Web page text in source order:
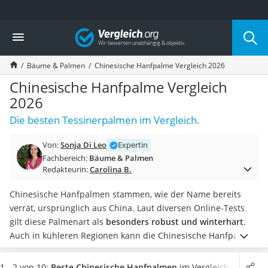
Die beliebtesten Vergleiche nach Kategorie
Baumarkt
Tresor feuerfest
Makita-Akku-Rasenmäher
Kappsäge
Smartes Türschloss
Akku-Rasentrimmer
Feuchtigkeitsmessgerät
Split-Klimaanlage 2 Innengeräte
Pelletofen
Bohrmaschine
Fliesenschneider
Hochdruckreiniger
Doppelschleifer
Überwachungskamera
Benzinrasenmäher mit Elektrostart
Vergleich
Bäume & Palmen Chinesische Hanfpalme Vergleich 2026
Chinesische Hanfpalme Vergleich
2026
Die besten Tessinerpalmen im Vergleich.
Von:Sonja Di Leo
Expertin
Fachbereich: Bäume & Palmen
Redakteurin:Carolina B.
Chinesische Hanfpalmen stammen, wie der Name bereits
verrät, ursprünglich aus China. Laut diversen Online-Tests
gilt diese Palmenart als besonders robust und winterhart.
Auch in kühleren Regionen kann die Chinesische Hanfpalme
meist ohne Probleme draußen gepflanzt werden. An
optimalen Standorten kann eineHanfpalmeeine Wuchshöhe